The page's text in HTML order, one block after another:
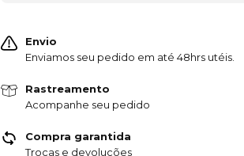
Envio
Enviamos seu pedido em até 48hrs utéis.
Rastreamento
Acompanhe seu pedido
Compra garantida
Trocas e devoluções